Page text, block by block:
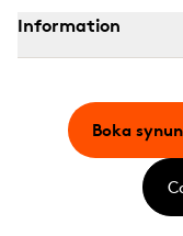
Information
Boka